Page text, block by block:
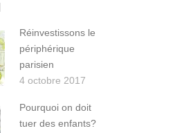
Réinvestissons le
périphérique
parisien
4 octobre 2017
Pourquoi on doit
tuer des enfants?